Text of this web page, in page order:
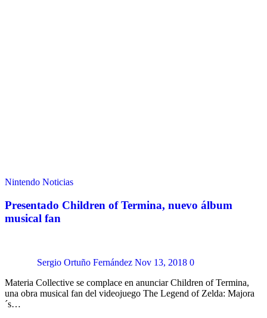
Nintendo Noticias
Presentado Children of Termina, nuevo álbum
musical fan
Sergio Ortuño Fernández Nov 13, 2018 0
Materia Collective se complace en anunciar Children of Termina,
una obra musical fan del videojuego The Legend of Zelda: Majora
´s…